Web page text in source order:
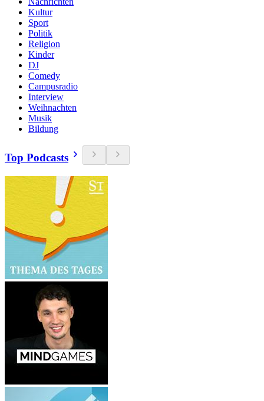
Kultur
Sport
Politik
Religion
Kinder
DJ
Comedy
Campusradio
Interview
Weihnachten
Musik
Bildung
Top Podcasts